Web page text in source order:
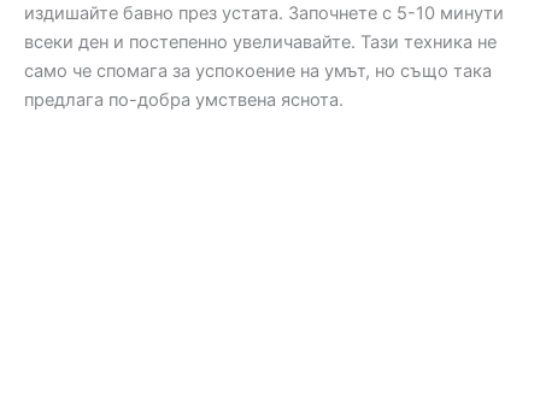
издишайте бавно през устата. Започнете с 5-10 минути
всеки ден и постепенно увеличавайте. Тази техника не
само че спомага за успокоение на умът, но също така
предлага по-добра умствена яснота.